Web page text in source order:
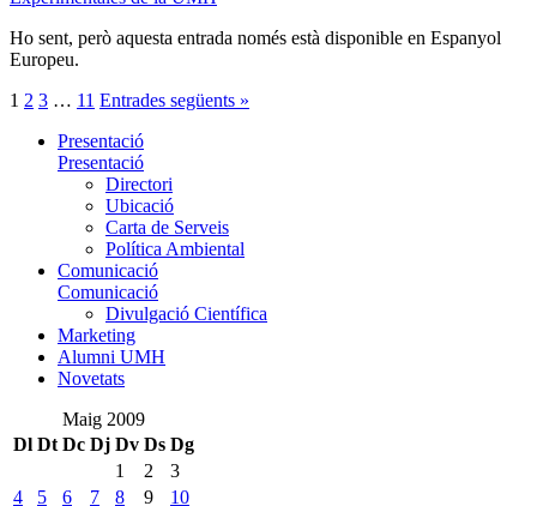
Ho sent, però aquesta entrada només està disponible en Espanyol
Europeu.
1 2 3 … 11 Entrades següents »
Presentació
Presentació
Directori
Ubicació
Carta de Serveis
Política Ambiental
Comunicació
Comunicació
Divulgació Científica
Marketing
Alumni UMH
Novetats
Maig 2009
Dl Dt Dc Dj Dv Ds Dg
1
2
3
4
5 6 7 8 9
10